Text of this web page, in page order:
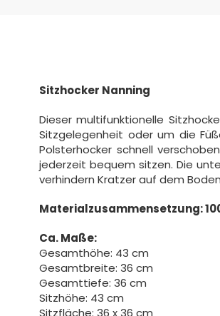
Sitzhocker Nanning
Dieser multifunktionelle
Sitzgelegenheit oder um die
Polsterhocker schnell
jederzeit bequem sitzen. Die
verhindern Kratzer auf dem
Materialzusammensetzung:
Ca. Maße:
Gesamthöhe: 43 cm
Gesamtbreite: 36 cm
Gesamttiefe: 36 cm
Sitzhöhe: 43 cm
Sitzfläche: 36 x 36 cm